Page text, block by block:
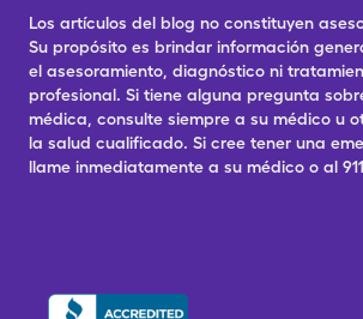
Los artículos del blog no constituyen
Su propósito es brindar información
el asesoramiento, diagnóstico ni
profesional. Si tiene alguna pregunta
médica, consulte siempre a su médico u
la salud cualificado. Si cree tener una
llame inmediatamente a su médico o al